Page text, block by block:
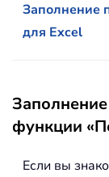
Заполнение
для Excel
функции
Если вы